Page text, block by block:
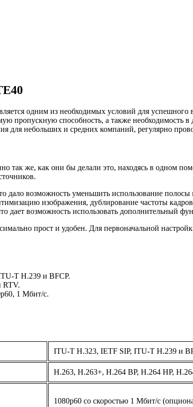
одним из необходимых условий для успешного
пропускную способность, а также
для небольших и средних компаний, регулярно
так же, как они бы делали это, находясь в одном
возможность уменьшить использование
изображения, дублирование частоты
возможность использовать дополнительный
прост и удобен. Для первоначальной
T H.239 и BFCP.
RTV.
1 Мбит/с.
ITU-T H.323, IETF SIP, ITU-T H.239 и
H.263, H.263+, H.264 BP, H.264 HP,
1080p60 со скоростью 1 Мбит/с